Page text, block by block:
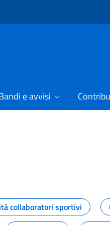
e avvisi
lo sport
collaboratori sportivi